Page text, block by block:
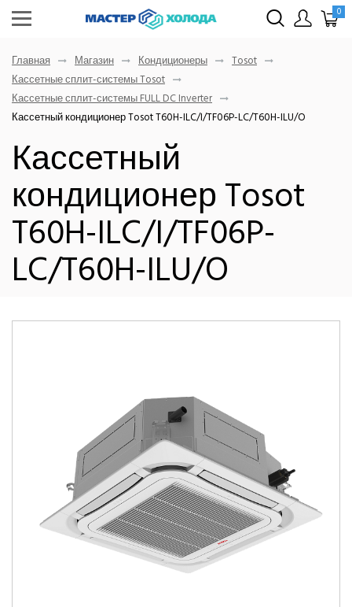
0
Главная Магазин Кондиционеры
Tosot
Кассетные сплит-системы Tosot
Кассетные сплит-системы FULL DC Inverter
Кассетный кондиционер Tosot T60H-ILC/I/TF06P-LC/T60H-ILU/O
Кассетный
кондиционер Tosot
T60H-ILC/I/TF06P-
LC/T60H-ILU/O